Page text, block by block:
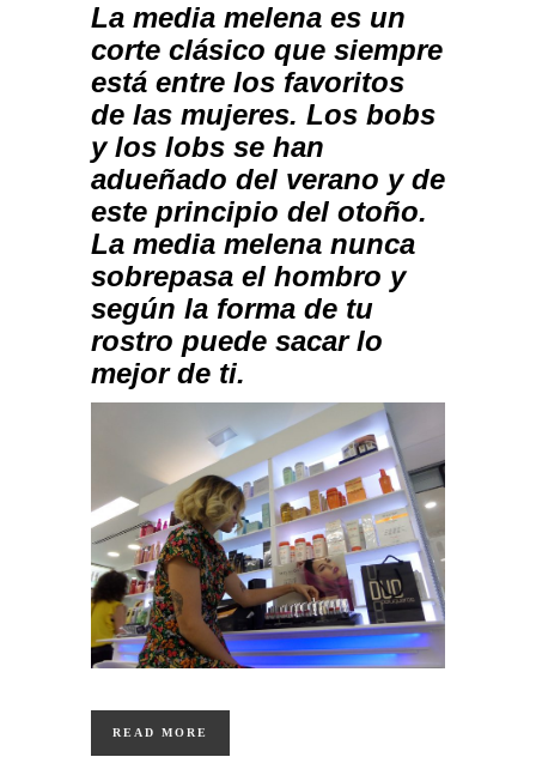
La media melena es un
corte clásico que siempre
está entre los favoritos
de las mujeres. Los bobs
y los lobs se han
adueñado del verano y de
este principio del otoño.
La media melena nunca
sobrepasa el hombro y
según la forma de tu
rostro puede sacar lo
mejor de ti.
READ MORE